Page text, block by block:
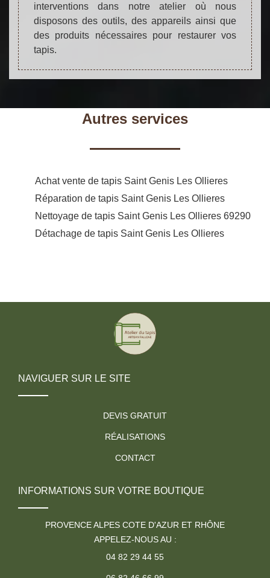
interventions dans notre atelier où nous
disposons des outils, des appareils ainsi que
des produits nécessaires pour restaurer vos
tapis.
Autres services
Achat vente de tapis Saint Genis Les Ollieres
Réparation de tapis Saint Genis Les Ollieres
Nettoyage de tapis Saint Genis Les Ollieres 69290
Détachage de tapis Saint Genis Les Ollieres
NAVIGUER SUR LE SITE
DEVIS GRATUIT
RÉALISATIONS
CONTACT
INFORMATIONS SUR VOTRE BOUTIQUE
PROVENCE ALPES COTE D'AZUR ET RHÔNE
APPELEZ-NOUS AU :
04 82 29 44 55